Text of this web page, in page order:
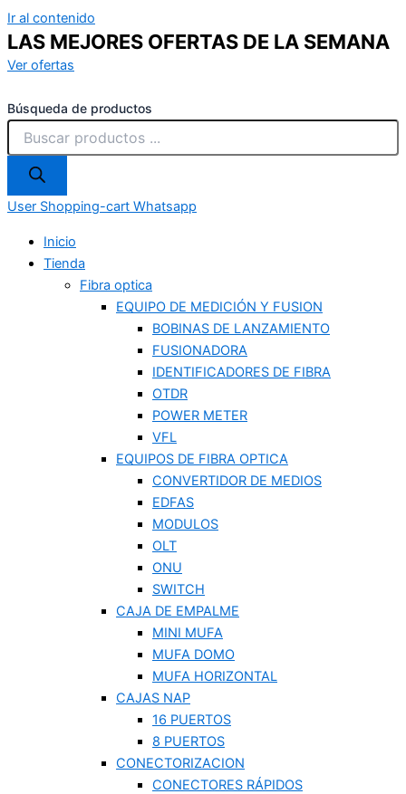
Ir al contenido
LAS MEJORES OFERTAS DE LA SEMANA
Ver ofertas
Búsqueda de productos
User Shopping-cart Whatsapp
Inicio
Tienda
Fibra optica
EQUIPO DE MEDICIÓN Y FUSION
BOBINAS DE LANZAMIENTO
FUSIONADORA
IDENTIFICADORES DE FIBRA
OTDR
POWER METER
VFL
EQUIPOS DE FIBRA OPTICA
CONVERTIDOR DE MEDIOS
EDFAS
MODULOS
OLT
ONU
SWITCH
CAJA DE EMPALME
MINI MUFA
MUFA DOMO
MUFA HORIZONTAL
CAJAS NAP
16 PUERTOS
8 PUERTOS
CONECTORIZACION
CONECTORES RÁPIDOS